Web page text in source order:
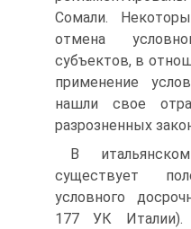
Сомали.
отмена
субъектов, в
применение
нашли свое
разрозненных
В
существует
условного
177 УК Италии).